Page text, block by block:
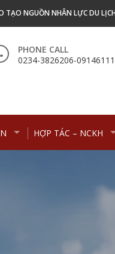
TẠO NGUỒN NHÂN LỰC DU
PHONE CALL
0234-3826206-
HỢP TÁC – NCKH